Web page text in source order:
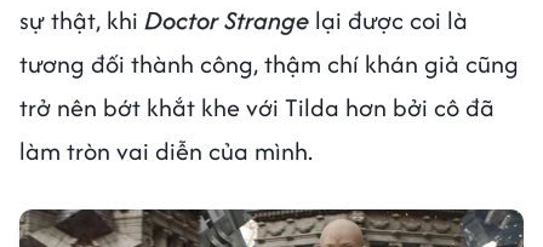
sự thật, khi Doctor Strange lại được coi là
tương đối thành công, thậm chí khán giả cũng
trở nên bớt khắt khe với Tilda hơn bởi cô đã
làm tròn vai diễn của mình.